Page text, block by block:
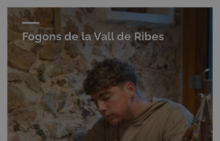
Fogons de la Vall de Ribes